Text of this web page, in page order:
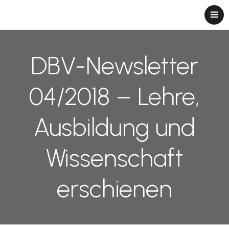
DBV-Newsletter
04/2018 – Lehre,
Ausbildung und
Wissenschaft
erschienen